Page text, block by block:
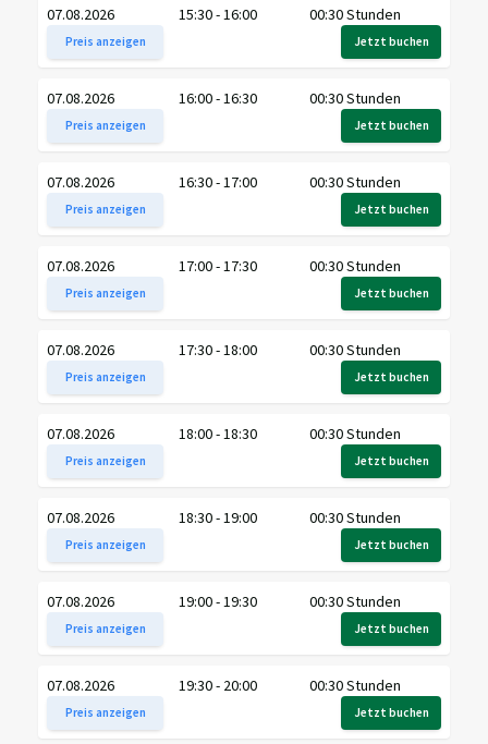
07.08.2026 15:30 - 16:00 00:30 Stunden
Preis anzeigen Jetzt buchen
07.08.2026 16:00 - 16:30 00:30 Stunden
Preis anzeigen Jetzt buchen
07.08.2026 16:30 - 17:00 00:30 Stunden
Preis anzeigen Jetzt buchen
07.08.2026 17:00 - 17:30 00:30 Stunden
Preis anzeigen Jetzt buchen
07.08.2026 17:30 - 18:00 00:30 Stunden
Preis anzeigen Jetzt buchen
07.08.2026 18:00 - 18:30 00:30 Stunden
Preis anzeigen Jetzt buchen
07.08.2026 18:30 - 19:00 00:30 Stunden
Preis anzeigen Jetzt buchen
07.08.2026 19:00 - 19:30 00:30 Stunden
Preis anzeigen Jetzt buchen
07.08.2026 19:30 - 20:00 00:30 Stunden
Preis anzeigen Jetzt buchen